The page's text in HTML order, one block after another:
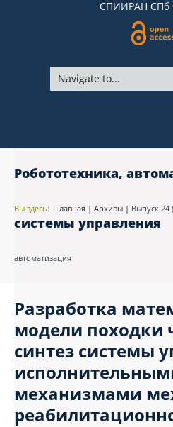
СПИИРАН СПб
Робототехника,
системы управления
Вы здесь: Главная | Архивы | Выпуск 24
автоматизация
Разработка
модели походки
синтез системы
механизмами